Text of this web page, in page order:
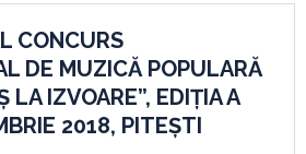
CONCURS
DE MUZICĂ POPULARĂ
LA IZVOARE”, EDIȚIA A
2018, PITEȘTI